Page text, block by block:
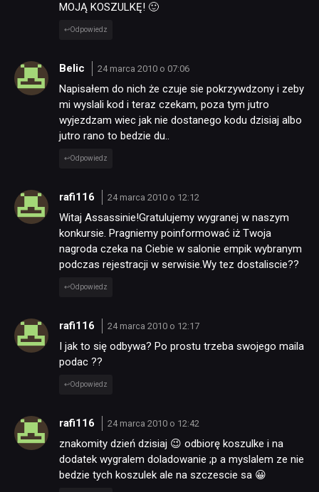
MOJĄ KOSZULKĘ! 🙂
Odpowiedz
Belic 24 marca 2010 o 07:06
Napisałem do nich że czuje sie pokrzywdzony i zeby
mi wyslali kod i teraz czekam, poza tym jutro
wyjezdzam wiec jak nie dostanego kodu dzisiaj albo
jutro rano to bedzie du..
Odpowiedz
rafi116 24 marca 2010 o 12:12
Witaj Assassinie!Gratulujemy wygranej w naszym
konkursie. Pragniemy poinformować iż Twoja
nagroda czeka na Ciebie w salonie empik wybranym
podczas rejestracji w serwisie.Wy tez dostaliscie??
Odpowiedz
rafi116 24 marca 2010 o 12:17
I jak to się odbywa? Po prostu trzeba swojego maila
podac ??
Odpowiedz
rafi116 24 marca 2010 o 12:42
znakomity dzień dzisiaj 😉 odbiorę koszulke i na
dodatek wygralem doladowanie ;p a myslalem ze nie
bedzie tych koszulek ale na szczescie sa 😀